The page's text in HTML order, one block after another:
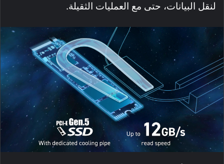
لنقل البيانات، حتى مع العمليات الثقيلة.